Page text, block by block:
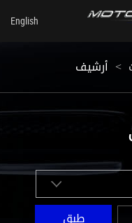
< أرشيف